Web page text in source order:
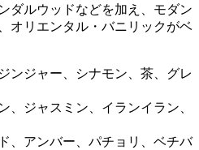
ダルウッドなどを加え、モダン
オリエンタル・バニリックがベ
ンジャー、シナモン、茶、グレ
、ジャスミン、イランイラン、
、アンバー、パチョリ、ベチバ